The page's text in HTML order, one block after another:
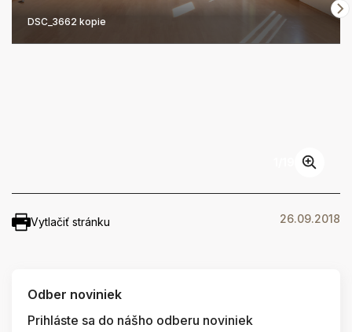
DSC_3662 kopie
Vytlačiť stránku 26.09.2018
Odber noviniek
Prihláste sa do nášho odberu noviniek